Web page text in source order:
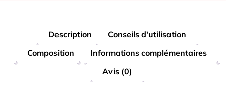
Description
Conseils d'utilisation
Composition
Informations complémentaires
Avis (0)